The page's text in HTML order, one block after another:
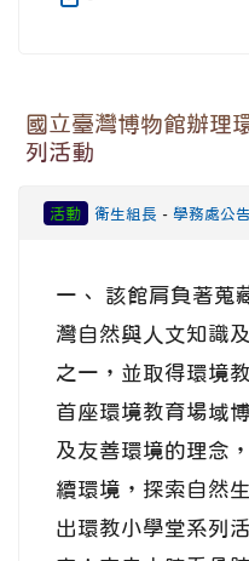
國立臺灣博物館辦理
列活動
活動 衛生組長 - 學務處公告
一、 該館肩負著蒐
灣自然與人文知識
之一，並取得環境
首座環境教育場域
及友善環境的理念
續環境，探索自然
出環教小學堂系列